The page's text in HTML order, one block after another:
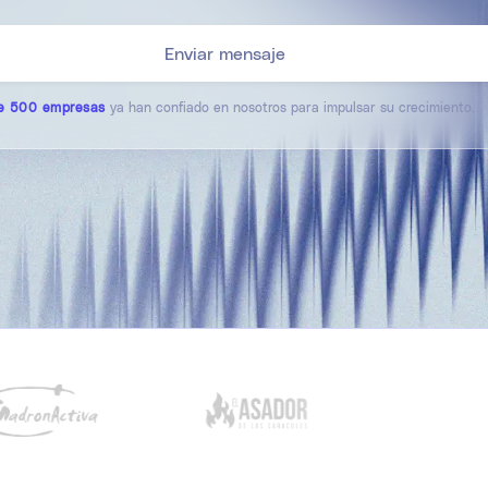
500 empresasya han confiado en nosotros para impulsar su crecimiento.